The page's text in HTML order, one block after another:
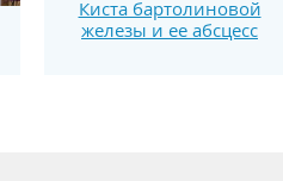
Киста бартолиновой
железы и ее абсцесс